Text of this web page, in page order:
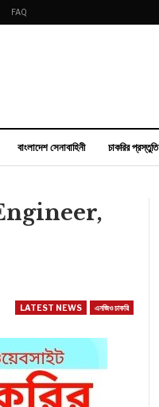
FAQ
বাংলাদেশ সেনাবাহিনী চাকরির প্রস্তুতি
Engineer,
LATEST NEWS এনজিও চাকরি